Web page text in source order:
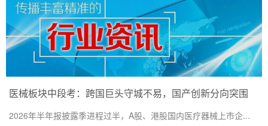
医械板块中段考：跨国巨头守城不易，国产创新分向突围
2026年半年报披露季进程过半，A股、港股国内医疗器械上市企...